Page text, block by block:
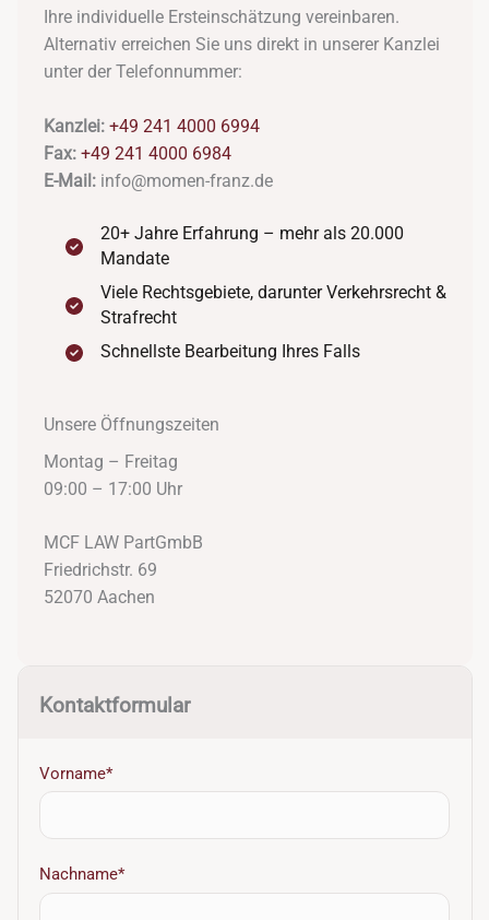
Kontaktformular
Vorname*
Nachname*
Ihre individuelle Ersteinschätzung vereinbaren.
Alternativ erreichen Sie uns direkt in unserer Kanzlei
unter der Telefonnummer:
Kanzlei: +49 241 4000 6994
Fax: +49 241 4000 6984
E-Mail:info@momen-franz.de
20+ Jahre Erfahrung – mehr als 20.000
Mandate
Viele Rechtsgebiete, darunter Verkehrsrecht &
Strafrecht
Schnellste Bearbeitung Ihres Falls
Unsere Öffnungszeiten
Montag – Freitag
09:00 – 17:00 Uhr
MCF LAW PartGmbB
Friedrichstr. 69
52070 Aachen